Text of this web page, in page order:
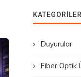
KATEGORILER
Duyurular
Fiber Optik